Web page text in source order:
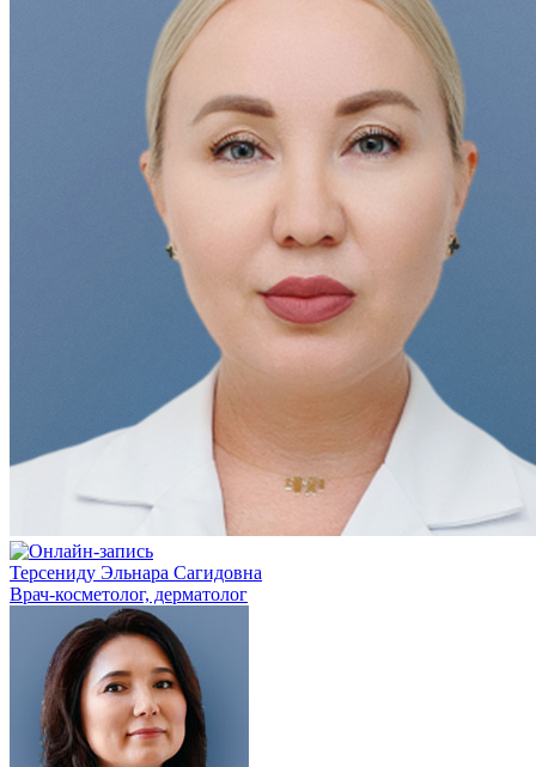
Терсениду Эльнара Сагидовна
Врач-косметолог, дерматолог